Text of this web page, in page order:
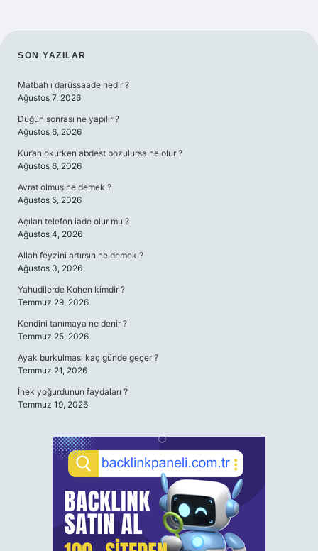
SIDEBAR
SON YAZILAR
Matbah ı darüssaade nedir ?
Ağustos 7, 2026
Düğün sonrası ne yapılır ?
Ağustos 6, 2026
Kur’an okurken abdest bozulursa ne olur ?
Ağustos 6, 2026
Avrat olmuş ne demek ?
Ağustos 5, 2026
Açılan telefon iade olur mu ?
Ağustos 4, 2026
Allah feyzini artırsın ne demek ?
Ağustos 3, 2026
Yahudilerde Kohen kimdir ?
Temmuz 29, 2026
Kendini tanımaya ne denir ?
Temmuz 25, 2026
Ayak burkulması kaç günde geçer ?
Temmuz 21, 2026
İnek yoğurdunun faydaları ?
Temmuz 19, 2026